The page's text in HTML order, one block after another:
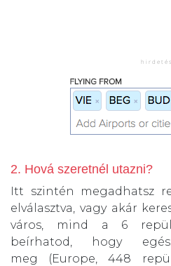
2. Hová szeretnél utazni?
Itt szintén megadhatsz
elválasztva, vagy akár
város, mind a 6
beírhatod, hogy
meg (Europe, 448